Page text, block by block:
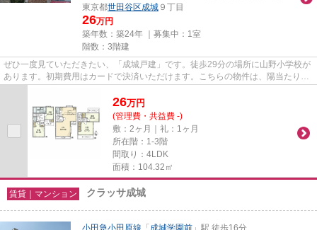
東京都世田谷区成城 ９丁目
26万円
築年数：築24年 ｜募集中： 1室
階数：3階建
ぜひ一度見ていただきたい、「成城戸建」です。徒歩29分の場所に山野小学校が
あります。初期費用はカードで決済いただけます。こちらの物件は、陽当たり良
好です。賃貸戸建て探しも楽...
26万円
(管理費・共益費 -)
敷：2ヶ月｜礼：1ヶ月
所在階：1-3階
間取り：4LDK
面積：104.32㎡
賃貸｜マンション クラッサ成城
小田急小田原線 「成城学園前 」駅 徒歩16分